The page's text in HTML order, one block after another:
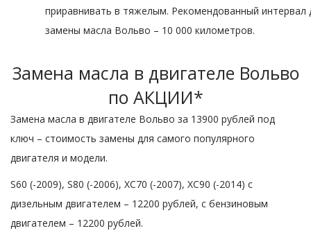
приравнивать в тяжелым. Рекомендованный интервал
замены масла Вольво – 10 000 километров.
Замена масла в двигателе Вольво
по АКЦИИ*
Замена масла в двигателе Вольво за 13900 рублей под
ключ – стоимость замены для самого популярного
двигателя и модели.
S60 (-2009), S80 (-2006), XC70 (-2007), ХС90 (-2014) с
дизельным двигателем – 12200 рублей, с бензиновым
двигателем – 12200 рублей.